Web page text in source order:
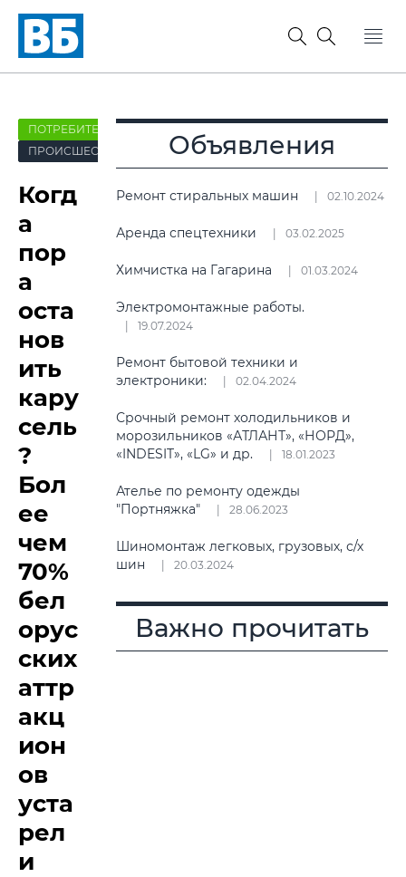
ПОТРЕБИТЕЛЬ
ПРОИСШЕСТВИЯ
Когд
а
пор
а
оста
нов
ить
кару
сель
?
Бол
ее
чем
70%
бел
орус
ских
аттр
акц
ион
ов
уста
рел
и
Объявления
Ремонт стиральных машин 02.10.2024
Аренда спецтехники 03.02.2025
Химчистка на Гагарина 01.03.2024
Электромонтажные работы.
19.07.2024
Ремонт бытовой техники и
электроники:
02.04.2024
Срочный ремонт холодильников и
морозильников «АТЛАНТ», «НОРД»,
«INDESIT», «LG» и др.
18.01.2023
Ателье по ремонту одежды
"Портняжка"
28.06.2023
Шиномонтаж легковых, грузовых, с/х
шин
20.03.2024
Важно прочитать